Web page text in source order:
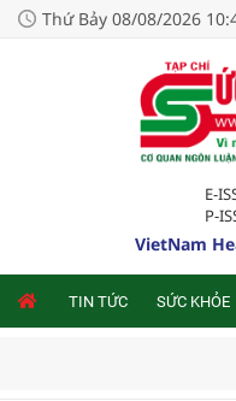
Thứ Bảy 08/08/2026
E-
P-
VietNam
TIN TỨC SỨC KHỎE